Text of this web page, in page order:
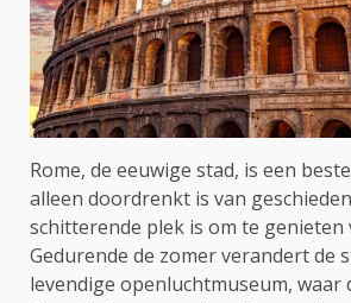
Rome, de eeuwige stad, is een
alleen doordrenkt is van
schitterende plek is om te genieten
Gedurende de zomer verandert de
levendige openluchtmuseum, waar